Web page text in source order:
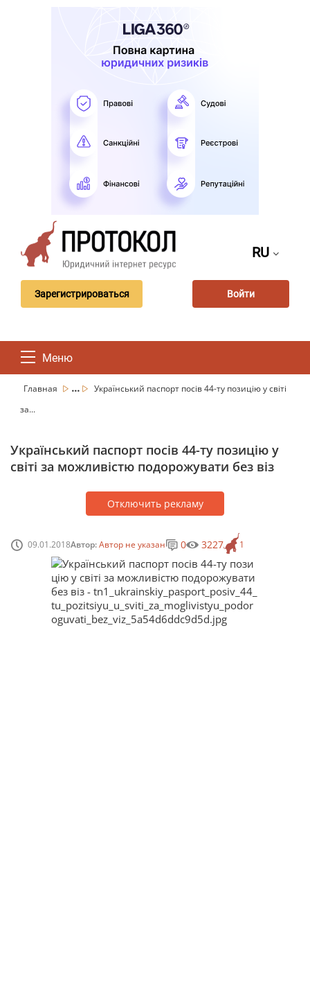
RU
Зарегистрироваться Войти
Меню
Главная ...
Український паспорт посів 44-ту позицію у світі
за...
Український паспорт посів 44-ту позицію у
світі за можливістю подорожувати без віз
Отключить рекламу
09.01.2018Автор:Автор не указан 1
0 3227